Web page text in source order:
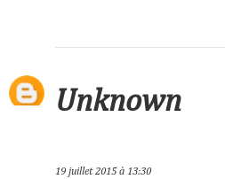
Unknown
19 juillet 2015 à 13:30